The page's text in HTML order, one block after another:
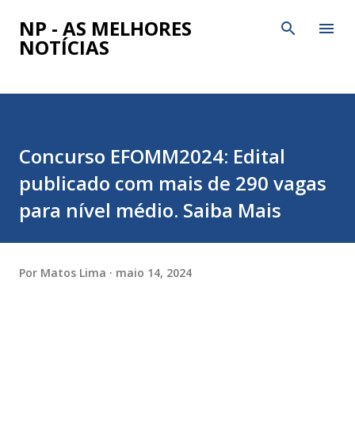
Pular para o conteúdo
NP - AS MELHORES
NOTÍCIAS
Concurso EFOMM2024: Edital
publicado com mais de 290 vagas
para nível médio. Saiba Mais
Por Matos Lima maio 14, 2024